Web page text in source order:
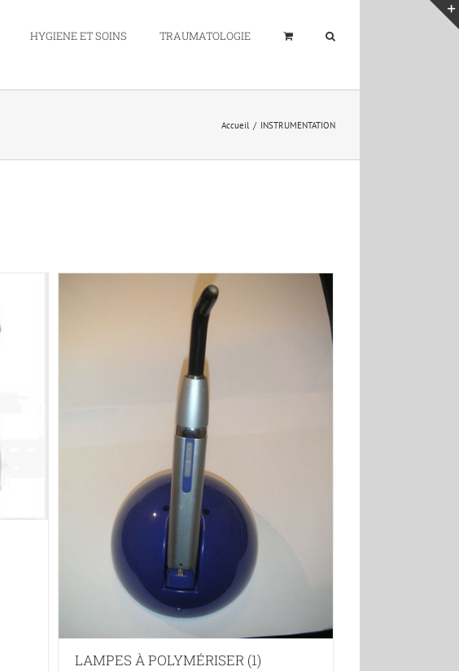
HYGIENE ET SOINS TRAUMATOLOGIE
Accueil / INSTRUMENTATION
LAMPES À POLYMÉRISER (1)